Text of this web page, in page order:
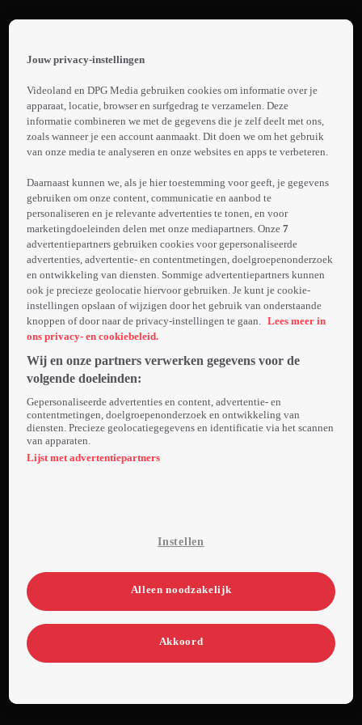
page
Er Alles
Van!
1.
Promo:
Ik Weet
Van!
Seizoen
7
Zes
kandidaten,
ieder met een
eigen
specialisme,
proberen een
week lang
een groot
geldbedrag
te winnen.
Naast
feitenkennis
speelt ook
mensenkennis
uitdagen tot
een duel en er
met elkaars
geld vandoor
gaan. Wie
weet het
heeft de
Meer
info
Jouw privacy-instellingen
Videoland en DPG Media gebruiken cookies om informatie over je
apparaat, locatie, browser en surfgedrag te verzamelen. Deze
informatie combineren we met de gegevens die je zelf deelt met ons,
zoals wanneer je een account aanmaakt. Dit doen we om het gebruik
van onze media te analyseren en onze websites en apps te verbeteren.
Daarnaast kunnen we, als je hier toestemming voor geeft, je gegevens
gebruiken om onze content, communicatie en aanbod te
personaliseren en je relevante advertenties te tonen, en voor
marketingdoeleinden delen met onze mediapartners. Onze7
advertentiepartners gebruiken cookies voor gepersonaliseerde
advertenties, advertentie- en contentmetingen, doelgroepenonderzoek
en ontwikkeling van diensten. Sommige advertentiepartners kunnen
ook je precieze geolocatie hiervoor gebruiken. Je kunt je cookie-
instellingen opslaan of wijzigen door het gebruik van onderstaande
knoppen of door naar de privacy-instellingen te gaan. Lees meer in
ons privacy- en cookiebeleid.
Wij en onze partners verwerken gegevens voor de
volgende doeleinden:
Gepersonaliseerde advertenties en content, advertentie- en
contentmetingen, doelgroepenonderzoek en ontwikkeling van
diensten. Precieze geolocatiegegevens en identificatie via het scannen
van apparaten.
Lijst met advertentiepartners
Instellen
Alleen noodzakelijk
Akkoord